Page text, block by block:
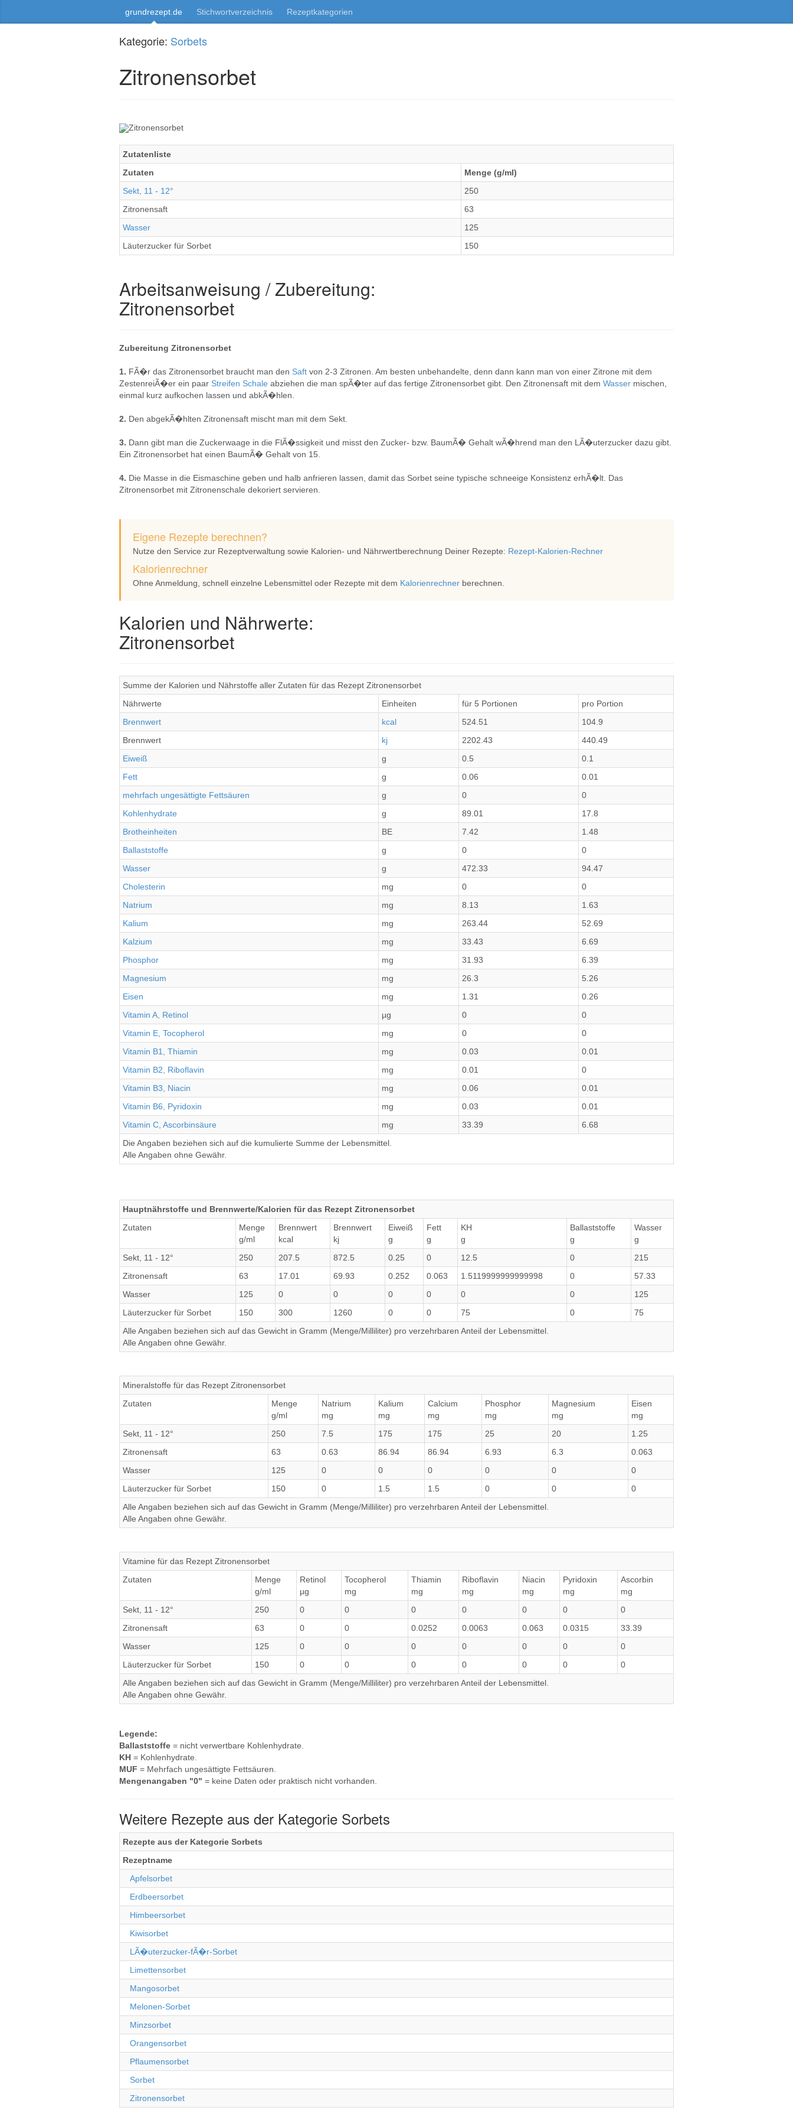
grundrezept.de Stichwortverzeichnis Rezeptkategorien
Kategorie: Sorbets
Zitronensorbet
Zutatenliste
Zutaten
Menge (g/ml)
Sekt, 11 - 12°
250
Zitronensaft
63
Wasser
125
Läuterzucker für Sorbet
150
Arbeitsanweisung / Zubereitung:
Zitronensorbet
Zubereitung Zitronensorbet
1. FÃ�r das Zitronensorbet braucht man den Saft von 2-3 Zitronen. Am besten unbehandelte, denn dann kann man von einer Zitrone mit dem
ZestenreiÃ�er ein paar Streifen Schale abziehen die man spÃ�ter auf das fertige Zitronensorbet gibt. Den Zitronensaft mit dem Wasser mischen,
einmal kurz aufkochen lassen und abkÃ�hlen.
2. Den abgekÃ�hlten Zitronensaft mischt man mit dem Sekt.
3. Dann gibt man die Zuckerwaage in die FlÃ�ssigkeit und misst den Zucker- bzw. BaumÃ� Gehalt wÃ�hrend man den LÃ�uterzucker dazu gibt.
Ein Zitronensorbet hat einen BaumÃ� Gehalt von 15.
4. Die Masse in die Eismaschine geben und halb anfrieren lassen, damit das Sorbet seine typische schneeige Konsistenz erhÃ�lt. Das
Zitronensorbet mit Zitronenschale dekoriert servieren.
Eigene Rezepte berechnen?
Nutze den Service zur Rezeptverwaltung sowie Kalorien- und Nährwertberechnung Deiner Rezepte: Rezept-Kalorien-Rechner
Kalorienrechner
Ohne Anmeldung, schnell einzelne Lebensmittel oder Rezepte mit dem Kalorienrechner berechnen.
Kalorien und Nährwerte:
Zitronensorbet
Summe der Kalorien und Nährstoffe aller Zutaten für das Rezept Zitronensorbet
Nährwerte
Einheiten für 5 Portionen
pro Portion
Brennwert
kcal 524.51
104.9
Brennwert
kj 2202.43
440.49
Eiweiß
g 0.5
0.1
Fett
g 0.06
0.01
mehrfach ungesättigte Fettsäuren
g 0
0
Kohlenhydrate
g 89.01
17.8
Brotheinheiten
BE 7.42
1.48
Ballaststoffe
g 0
0
Wasser
g 472.33
94.47
Cholesterin
mg 0
0
Natrium
mg 8.13
1.63
Kalium
mg 263.44
52.69
Kalzium
mg 33.43
6.69
Phosphor
mg 31.93
6.39
Magnesium
mg 26.3
5.26
Eisen
mg 1.31
0.26
Vitamin A, Retinol
µg 0
0
Vitamin E, Tocopherol
mg 0
0
Vitamin B1, Thiamin
mg 0.03
0.01
Vitamin B2, Riboflavin
mg 0.01
0
Vitamin B3, Niacin
mg 0.06
0.01
Vitamin B6, Pyridoxin
mg 0.03
0.01
Vitamin C, Ascorbinsäure
mg 33.39
6.68
Die Angaben beziehen sich auf die kumulierte Summe der Lebensmittel.
Alle Angaben ohne Gewähr.
Hauptnährstoffe und Brennwerte/Kalorien für das Rezept Zitronensorbet
Zutaten
Menge
g/ml
Brennwert
kcal
Brennwert
kj
Eiweiß
g
Fett
g
KH
g
Ballaststoffe
g
Wasser
g
Sekt, 11 - 12°
250 207.5 872.5 0.25 0 12.5 0
215
Zitronensaft
63 17.01 69.93 0.252 0.063 1.5119999999999998 0
57.33
Wasser
125 0 0 0 0 0 0
125
Läuterzucker für Sorbet
150 300 1260 0 0 75 0
75
Alle Angaben beziehen sich auf das Gewicht in Gramm (Menge/Milliliter) pro verzehrbaren Anteil der Lebensmittel.
Alle Angaben ohne Gewähr.
Mineralstoffe für das Rezept Zitronensorbet
Zutaten
Menge
g/ml
Natrium
mg
Kalium
mg
Calcium
mg
Phosphor
mg
Magnesium
mg
Eisen
mg
Sekt, 11 - 12°
250 7.5 175 175 25 20
1.25
Zitronensaft
63 0.63 86.94 86.94 6.93 6.3
0.063
Wasser
125 0 0 0 0 0
0
Läuterzucker für Sorbet
150 0 1.5 1.5 0 0
0
Alle Angaben beziehen sich auf das Gewicht in Gramm (Menge/Milliliter) pro verzehrbaren Anteil der Lebensmittel.
Alle Angaben ohne Gewähr.
Vitamine für das Rezept Zitronensorbet
Zutaten
Menge
g/ml
Retinol
µg
Tocopherol
mg
Thiamin
mg
Riboflavin
mg
Niacin
mg
Pyridoxin
mg
Ascorbin
mg
Sekt, 11 - 12°
250 0 0 0 0 0 0
0
Zitronensaft
63 0 0 0.0252 0.0063 0.063 0.0315
33.39
Wasser
125 0 0 0 0 0 0
0
Läuterzucker für Sorbet
150 0 0 0 0 0 0
0
Alle Angaben beziehen sich auf das Gewicht in Gramm (Menge/Milliliter) pro verzehrbaren Anteil der Lebensmittel.
Alle Angaben ohne Gewähr.
Legende:
Ballaststoffe = nicht verwertbare Kohlenhydrate.
KH = Kohlenhydrate.
MUF = Mehrfach ungesättigte Fettsäuren.
Mengenangaben "0" = keine Daten oder praktisch nicht vorhanden.
Weitere Rezepte aus der Kategorie Sorbets
Rezepte aus der Kategorie Sorbets
Rezeptname
Apfelsorbet
Erdbeersorbet
Himbeersorbet
Kiwisorbet
LÃ�uterzucker-fÃ�r-Sorbet
Limettensorbet
Mangosorbet
Melonen-Sorbet
Minzsorbet
Orangensorbet
Pflaumensorbet
Sorbet
Zitronensorbet